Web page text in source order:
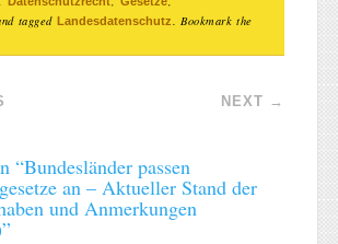
tagged Landesdatenschutz. Bookmark the
NEXT →
“Bundesländer passen
an – Aktueller Stand der
und Anmerkungen
”